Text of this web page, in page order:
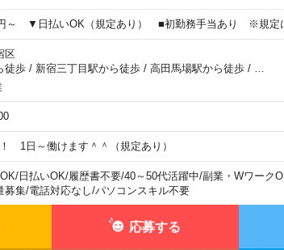
～ ▼日払いOK（規定あり） ■初勤務手当あり ※規定
区
徒歩/ 新宿三丁目駅から徒歩/ 高田馬場駅から徒歩/
1日～働けます＾＾（規定あり）
/日払いOK/履歴書不要/40～50代活躍中/副業・Wワーク
募集/電話対応なし/パソコンスキル不要
応募する